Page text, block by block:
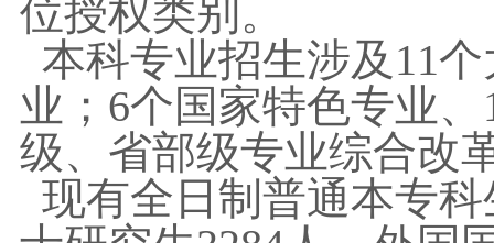
位授权类别。
本科专业招生涉及11
业；6个国家特色专业
级、省部级专业综合改
现有全日制普通本专